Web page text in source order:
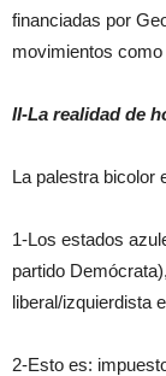
financiadas por
movimientos
II-La realidad de
La palestra bicolor
1-Los estados
partido
liberal/izquierdista
2-Esto es: